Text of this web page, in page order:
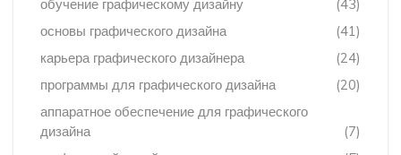
обучение графическому дизайну
(43)
основы графического дизайна
(41)
карьера графического дизайнера
(24)
программы для графического дизайна
(20)
аппаратное обеспечение для графического
дизайна
(7)